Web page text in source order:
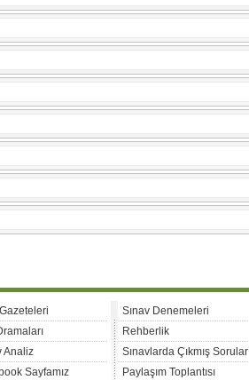
Analiz
Sayfamız
Sınav Denemeleri
Rehberlik
Sınavlarda Çıkmış Sorular
Paylaşım Toplantısı